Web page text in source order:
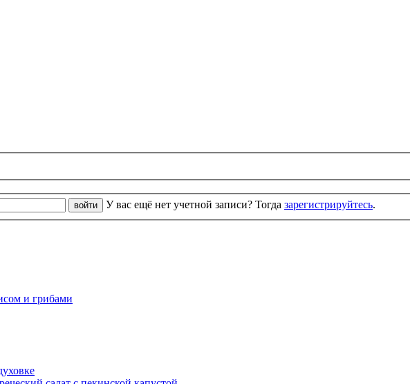
У вас ещё нет учетной записи? Тогда зарегистрируйтесь.
и грибами